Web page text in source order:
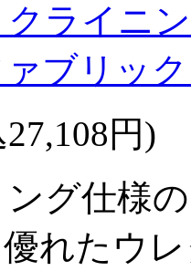
ライニ
ァブリッ
円)
グ仕様
れたウ